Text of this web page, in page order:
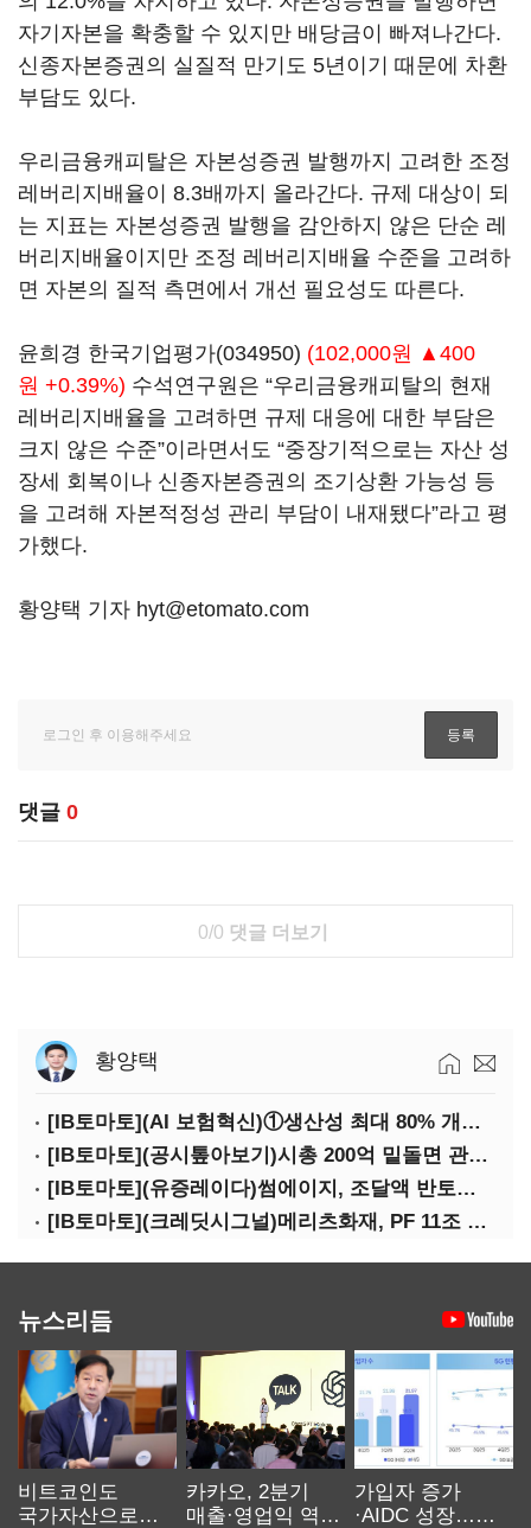
자기자본을 확충할 수 있지만 배당금이 빠져나간다.
신종자본증권의 실질적 만기도 5년이기 때문에 차환
부담도 있다.
우리금융캐피탈은 자본성증권 발행까지 고려한 조정
레버리지배율이 8.3배까지 올라간다. 규제 대상이 되
는 지표는 자본성증권 발행을 감안하지 않은 단순 레
버리지배율이지만 조정 레버리지배율 수준을 고려하
면 자본의 질적 측면에서 개선 필요성도 따른다.
윤희경 한국기업평가(034950) (102,000원 ▲400
원 +0.39%) 수석연구원은 “우리금융캐피탈의 현재
레버리지배율을 고려하면 규제 대응에 대한 부담은
크지 않은 수준”이라면서도 “중장기적으로는 자산 성
장세 회복이나 신종자본증권의 조기상환 가능성 등
을 고려해 자본적정성 관리 부담이 내재됐다”라고 평
가했다.
황양택 기자 hyt@etomato.com
댓글 0
0/0 댓글 더보기
황양택
[IB토마토](AI 보험혁신)①생산성 최대 80% 개선…현실은 '실행 격차'
[IB토마토](공시톺아보기)시총 200억 밑돌면 관리종목…상폐 피하려면
[IB토마토](유증레이다)썸에이지, 조달액 반토막…시총 200억 못 넘으면 철회
[IB토마토](크레딧시그널)메리츠화재, PF 11조 노출…부동산 사업성 저하 우려
뉴스리듬
비트코인도
국가자산으로…'
카카오, 2분기
매출·영업익 역대
가입자 증가
·AIDC 성장…